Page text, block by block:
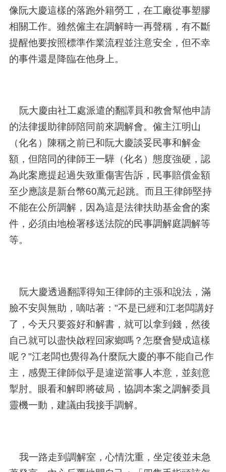
像阮大慶這樣的落跑外籍勞工，在工廠從事塑膠
相關工作。雖然僱主在調解時一再聲稱，有不斷
提醒他要按照標準作業流程並注意安全，但不幸
的事件還是降臨在他身上。
阮大慶由社工處派遣的翻譯員和教會幫他申請
的法律援助律師陪同前來調解會。僱主江明山
（化名）陳稱之前已和阮大慶談妥民事和解金
額，但陪同的律師王一驊（化名）態度強硬，認
為此案應提起過失致重傷害告訴，民事賠償金額
至少應該是新台幣60萬元起跳。而且王律師堅持
不能在公所調解，因為這是法律扶助基金會的案
件，必須由地檢署移送法院的民事調解庭調解等
等。
阮大慶透過翻譯得知王律師的主張和說法，滿
臉不安與無助，嘀咕著： "不是已經和江老闆講好
了，今天只要簽好和解書，就可以拿到錢，然後
自己就可以盡快啟程回家鄉嗎？怎麼會變成這樣
呢？ "江老闆也覺得為什麼阮大慶的事不能自己作
主，感覺王律師似乎是違逆當事人本意，並刻意
掣肘。眼看和解即將破局，協調本案之調解委員
靈機一動，建議由我接手調解。
我一路走到調解室，心情沈重，坐定後並未急